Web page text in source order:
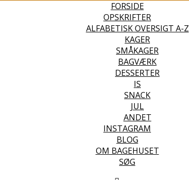
FORSIDE
OPSKRIFTER
ALFABETISK OVERSIGT A-Z
KAGER
SMÅKAGER
BAGVÆRK
DESSERTER
IS
SNACK
JUL
ANDET
INSTAGRAM
BLOG
OM BAGEHUSET
SØG